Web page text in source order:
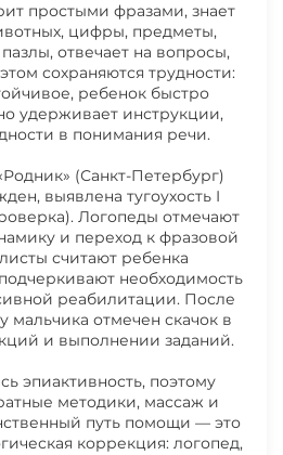
простыми фразами, знает
цифры, предметы,
отвечает на вопросы,
сохраняются трудности:
ребенок быстро
удерживает инструкции,
в понимания речи.
(Санкт-Петербург)
выявлена тугоухость I
Логопеды отмечают
и переход к фразовой
считают ребенка
необходимость
реабилитации. После
мальчика отмечен скачок в
и выполнении заданий.
эпиактивность, поэтому
методики, массаж и
путь помощи — это
коррекция: логопед,